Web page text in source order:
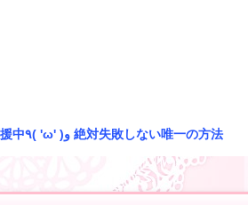
バレンタイン絶賛応援中٩( 'ω' )و 絶対失敗しない唯一の方法